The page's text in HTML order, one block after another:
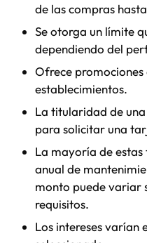
de las compras
Se otorga un límite
dependiendo del
Ofrece promociones
establecimientos.
La titularidad de
para solicitar una
La mayoría de
anual de
monto puede variar
requisitos.
Los intereses varían